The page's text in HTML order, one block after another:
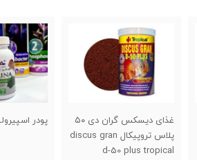
پودر اسپیرولینا الیتا